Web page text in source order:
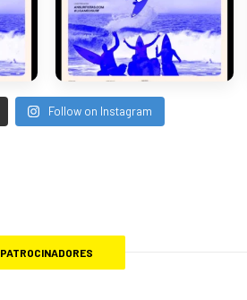
Follow on Instagram
PATROCINADORES